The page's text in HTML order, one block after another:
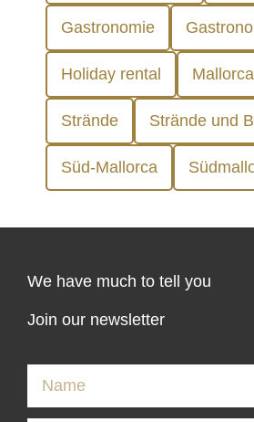
Gastronomie
Holiday rental Mallorca
Strände Strände und
Süd-Mallorca
We have much to tell you
Join our newsletter